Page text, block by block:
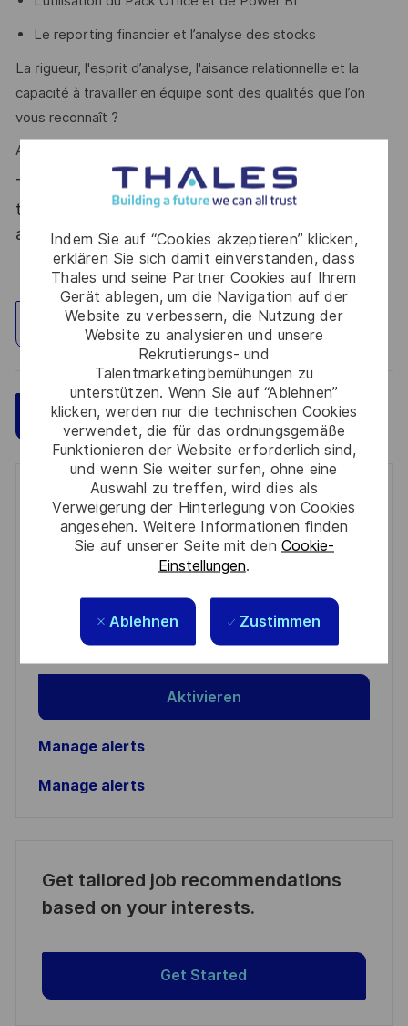
Indem Sie auf “Cookies akzeptieren” klicken,
erklären Sie sich damit einverstanden, dass
Thales und seine Partner Cookies auf Ihrem
Gerät ablegen, um die Navigation auf der
Website zu verbessern, die Nutzung der
Website zu analysieren und unsere
Rekrutierungs- und
Talentmarketingbemühungen zu
unterstützen. Wenn Sie auf “Ablehnen”
klicken, werden nur die technischen Cookies
verwendet, die für das ordnungsgemäße
Funktionieren der Website erforderlich sind,
und wenn Sie weiter surfen, ohne eine
Auswahl zu treffen, wird dies als
Verweigerung der Hinterlegung von Cookies
angesehen. Weitere Informationen finden
Sie auf unserer Seite mit den Cookie-
Einstellungen.
Ablehnen Zustimmen
Le reporting financier et l’analyse des stocks
La rigueur, l'esprit d’analyse, l'aisance relationnelle et la
capacité à travailler en équipe sont des qualités que l’on
vous reconnaît ?
Alors ce poste est fait pour vous !
Thales, entreprise Handi-Engagée, reconnait
tous les talents. La diversité est notre meilleur
atout. Postulez et rejoignez nous !
Standort erkunden
Jetzt bewerben Speichern
Get notified for similar jobs
You'll receive updates once a week
(Required)
Prüfen Sie die Bedingungen für die Verarbeitung
Aktivieren
Manage alerts
Manage alerts
Get tailored job recommendations
based on your interests.
Get Started